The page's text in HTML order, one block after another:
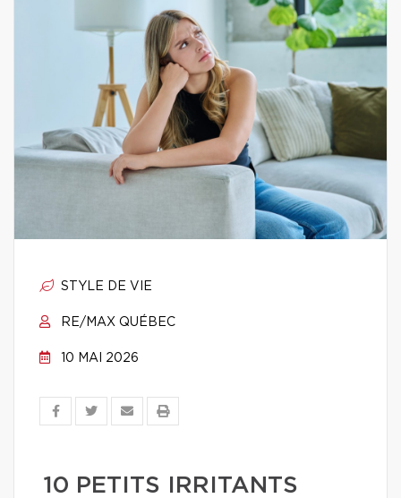
STYLE DE VIE
RE/MAX QUÉBEC
10 MAI 2026
10 PETITS IRRITANTS